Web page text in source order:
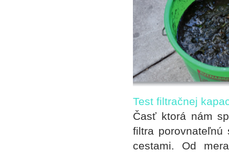
Test filtračnej
Časť ktorá nám
filtra
cestami. Od